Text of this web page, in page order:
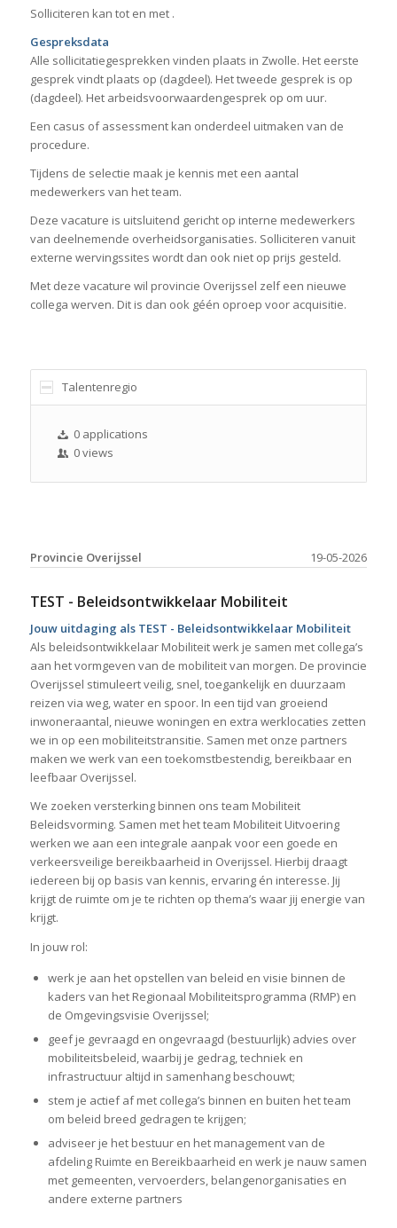
Solliciteren kan tot en met .
Gespreksdata
Alle sollicitatiegesprekken vinden plaats in Zwolle. Het eerste
gesprek vindt plaats op (dagdeel). Het tweede gesprek is op
(dagdeel). Het arbeidsvoorwaardengesprek op om uur.
Een casus of assessment kan onderdeel uitmaken van de
procedure.
Tijdens de selectie maak je kennis met een aantal
medewerkers van het team.
Deze vacature is uitsluitend gericht op interne medewerkers
van deelnemende overheidsorganisaties. Solliciteren vanuit
externe wervingssites wordt dan ook niet op prijs gesteld.
Met deze vacature wil provincie Overijssel zelf een nieuwe
collega werven. Dit is dan ook géén oproep voor acquisitie.
Talentenregio
0 applications
0 views
19-05-2026
Provincie Overijssel
TEST - Beleidsontwikkelaar Mobiliteit
Jouw uitdaging als TEST - Beleidsontwikkelaar Mobiliteit
Als beleidsontwikkelaar Mobiliteit werk je samen met collega’s
aan het vormgeven van de mobiliteit van morgen. De provincie
Overijssel stimuleert veilig, snel, toegankelijk en duurzaam
reizen via weg, water en spoor. In een tijd van groeiend
inwoneraantal, nieuwe woningen en extra werklocaties zetten
we in op een mobiliteitstransitie. Samen met onze partners
maken we werk van een toekomstbestendig, bereikbaar en
leefbaar Overijssel.
We zoeken versterking binnen ons team Mobiliteit
Beleidsvorming. Samen met het team Mobiliteit Uitvoering
werken we aan een integrale aanpak voor een goede en
verkeersveilige bereikbaarheid in Overijssel. Hierbij draagt
iedereen bij op basis van kennis, ervaring én interesse. Jij
krijgt de ruimte om je te richten op thema’s waar jij energie van
krijgt.
In jouw rol:
werk je aan het opstellen van beleid en visie binnen de
kaders van het Regionaal Mobiliteitsprogramma (RMP) en
de Omgevingsvisie Overijssel;
geef je gevraagd en ongevraagd (bestuurlijk) advies over
mobiliteitsbeleid, waarbij je gedrag, techniek en
infrastructuur altijd in samenhang beschouwt;
stem je actief af met collega’s binnen en buiten het team
om beleid breed gedragen te krijgen;
adviseer je het bestuur en het management van de
afdeling Ruimte en Bereikbaarheid en werk je nauw samen
met gemeenten, vervoerders, belangenorganisaties en
andere externe partners